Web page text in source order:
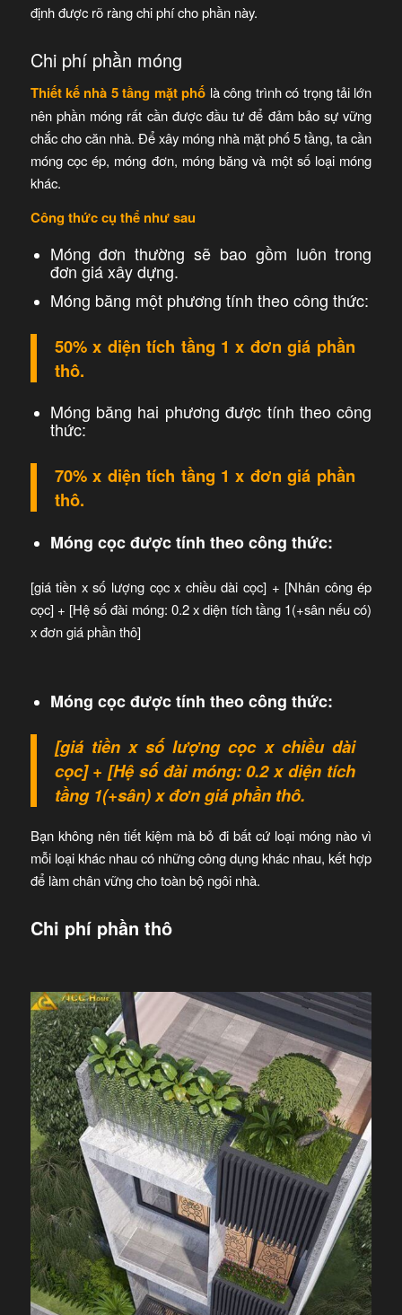
định được rõ ràng chi phí cho phần này.
Chi phí phần móng
Thiết kế nhà 5 tầng mặt phố là công trình có trọng tải lớn
nên phần móng rất cần được đầu tư để đảm bảo sự vững
chắc cho căn nhà. Để xây móng nhà mặt phố 5 tầng, ta cần
móng cọc ép, móng đơn, móng băng và một số loại móng
khác.
Công thức cụ thể như sau
Móng đơn thường sẽ bao gồm luôn trong
đơn giá xây dựng.
Móng băng một phương tính theo công thức:
50% x diện tích tầng 1 x đơn giá phần
thô.
Móng băng hai phương được tính theo công
thức:
70% x diện tích tầng 1 x đơn giá phần
thô.
Móng cọc được tính theo công thức:
[giá tiền x số lượng cọc x chiều dài cọc] + [Nhân công ép
cọc] + [Hệ số đài móng: 0.2 x diện tích tầng 1(+sân nếu có)
x đơn giá phần thô]
Móng cọc được tính theo công thức:
[giá tiền x số lượng cọc x chiều dài
cọc] + [Hệ số đài móng: 0.2 x diện tích
tầng 1(+sân) x đơn giá phần thô.
Bạn không nên tiết kiệm mà bỏ đi bất cứ loại móng nào vì
mỗi loại khác nhau có những công dụng khác nhau, kết hợp
để làm chân vững cho toàn bộ ngôi nhà.
Chi phí phần thô